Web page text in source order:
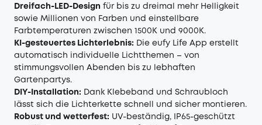
Dreifach-LED-Design für bis zu dreimal mehr Helligkeit
sowie Millionen von Farben und einstellbare
Farbtemperaturen zwischen 1500K und 9000K.
KI-gesteuertes Lichterlebnis: Die eufy Life App erstellt
automatisch individuelle Lichtthemen – von
stimmungsvollen Abenden bis zu lebhaften
Gartenpartys.
DIY-Installation: Dank Klebeband und Schraubloch
lässt sich die Lichterkette schnell und sicher montieren.
Robust und wetterfest: UV-beständig, IP65-geschützt